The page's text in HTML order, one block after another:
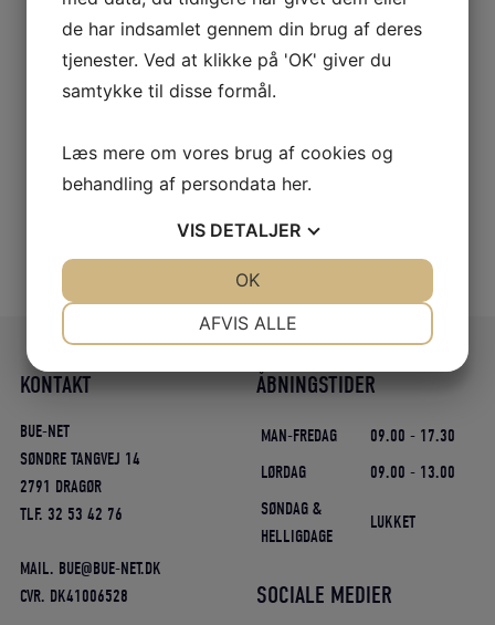
KONTAKT
BUE-NET
SØNDRE TANGVEJ 14
2791 DRAGØR
TLF. 32 53 42 76
MAIL. BUE@BUE-NET.DK
CVR. DK41006528
ÅBNINGSTIDER
MAN-FREDAG
09.00 - 17.30
LØRDAG
09.00 - 13.00
SØNDAG &
HELLIGDAGE
LUKKET
SOCIALE MEDIER
de har indsamlet gennem din brug af deres
tjenester. Ved at klikke på 'OK' giver du
samtykke til disse formål.
Læs mere om vores brug af cookies og
behandling af persondata her.
VIS DETALJER
STATISTIK
AFVIS ALLE
OK